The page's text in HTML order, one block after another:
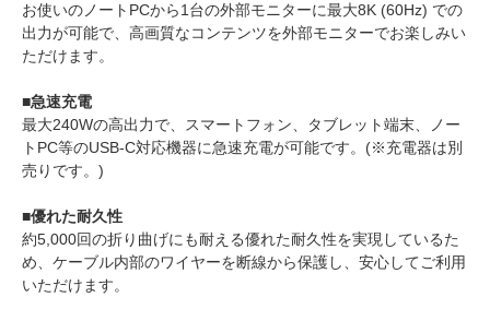
お使いのノートPCから1台の外部モニターに最大8K (60Hz) での
出力が可能で、高画質なコンテンツを外部モニターでお楽しみい
ただけます。
■急速充電
最大240Wの高出力で、スマートフォン、タブレット端末、ノー
トPC等のUSB-C対応機器に急速充電が可能です。(※充電器は別
売りです。)
■優れた耐久性
約5,000回の折り曲げにも耐える優れた耐久性を実現しているた
め、ケーブル内部のワイヤーを断線から保護し、安心してご利用
いただけます。